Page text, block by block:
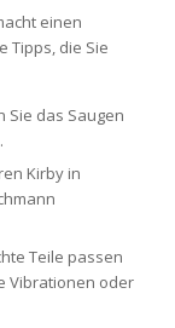
einen
Tipps, die Sie
Sie das Saugen
Kirby in
Teile passen
Vibrationen oder